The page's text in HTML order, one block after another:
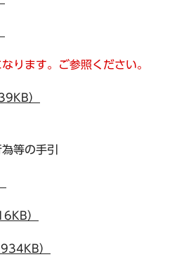
ります。ご参照ください。
）
等の手引
）
）